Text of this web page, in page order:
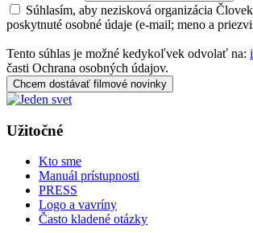
Súhlasím, aby nezisková organizácia
poskytnuté osobné údaje (e-mail; meno a
Tento súhlas je možné kedykoľvek odvolať na:
časti Ochrana osobných údajov.
Chcem dostávať filmové novinky
Užitočné
Kto sme
Manuál prístupnosti
PRESS
Logo a vavríny
Často kladené otázky